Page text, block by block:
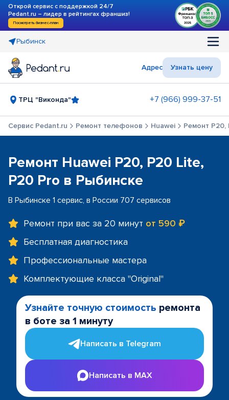
Открой сервис с поддержкой 24/7
Pedant.ru – лидер в рейтингах франшиз!
Посмотреть бизнес-план
Рыбинск
Адрес Узнать цену
ТРЦ "Виконда" +7 (966) 999-37-51
Сервис Pedant.ru Ремонт телефонов Huawei Ремонт P20,
Ремонт Huawei P20, P20 Lite,
P20 Pro в Рыбинске
В Рыбинске 1 сервис, в России 707 сервисов
Ремонт при вас за 20 минут от 590 ₽
Бесплатная диагностика
Профессиональные мастера
Комплектующие класса "Original"
Узнайте точную стоимость ремонта
в боте за 1 минуту
Написать в Telegram
Написать в MAX